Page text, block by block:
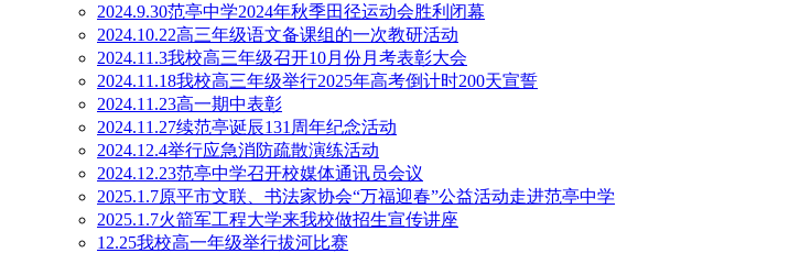
2024.9.30范亭中学2024年秋季田径运动会胜利闭幕
2024.10.22高三年级语文备课组的一次教研活动
2024.11.3我校高三年级召开10月份月考表彰大会
2024.11.18我校高三年级举行2025年高考倒计时200天宣誓
2024.11.23高一期中表彰
2024.11.27续范亭诞辰131周年纪念活动
2024.12.4举行应急消防疏散演练活动
2024.12.23范亭中学召开校媒体通讯员会议
2025.1.7原平市文联、书法家协会“万福迎春”公益活动走进范亭中学
2025.1.7火箭军工程大学来我校做招生宣传讲座
12.25我校高一年级举行拔河比赛